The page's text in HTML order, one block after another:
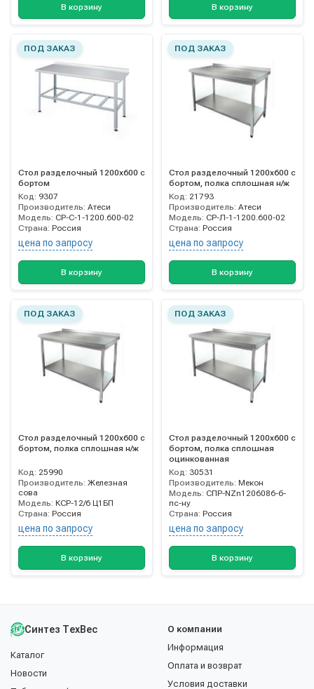
В корзину В корзину
ПОД ЗАКАЗ
Стол разделочный 1200х600 с
бортом
Код: 9307
Производитель: Атеси
Модель: СР-С-1-1200.600-02
Страна: Россия
цена по запросу
В корзину
ПОД ЗАКАЗ
Стол разделочный 1200х600 с
бортом, полка сплошная н/ж
Код: 21793
Производитель: Атеси
Модель: СР-Л-1-1200.600-02
Страна: Россия
цена по запросу
В корзину
ПОД ЗАКАЗ
Стол разделочный 1200х600 с
бортом, полка сплошная н/ж
Код: 25990
Производитель: Железная
сова
Модель: КСР-12/6 Ц1БП
Страна: Россия
цена по запросу
В корзину
ПОД ЗАКАЗ
Стол разделочный 1200х600 с
бортом, полка сплошная
оцинкованная
Код: 30531
Производитель: Мекон
Модель: СПР-NZn1206086-б-
пс-ну
Страна: Россия
цена по запросу
В корзину
Синтез ТехВес
Каталог
Новости
О компании
Информация
Оплата и возврат
Условия доставки